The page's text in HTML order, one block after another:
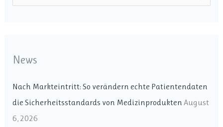
e
News
Nach Markteintritt: So verändern echte Patientendaten
die Sicherheitsstandards von Medizinprodukten August
6, 2026